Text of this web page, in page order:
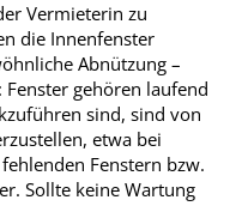
Vermieterin zu
die Innenfenster
Abnützung –
gehören laufend
sind, sind von
etwa bei
Fenstern bzw.
Sollte keine Wartung